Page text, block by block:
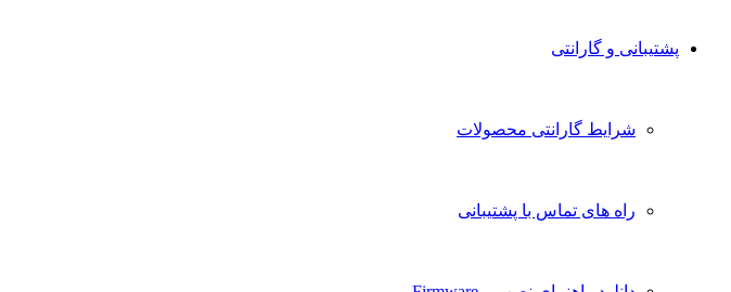
پشتیبانی و گارانتی
شرایط گارانتی محصولات
راه های تماس با پشتیبانی